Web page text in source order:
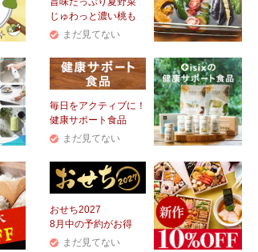
じゅわっと濃い桃も
まだ見てない
毎日をアクティブに！
健康サポート食品
まだ見てない
おせち2027
8月中の予約がお得
まだ見てない